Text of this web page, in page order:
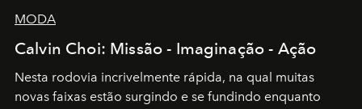
MODA
Calvin Choi: Missão - Imaginação - Ação
Nesta rodovia incrivelmente rápida, na qual muitas
novas faixas estão surgindo e se fundindo enquanto